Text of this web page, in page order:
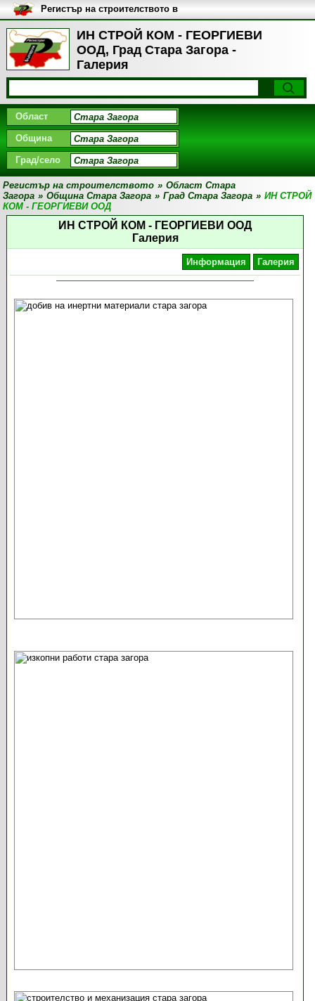
ИН СТРОЙ КОМ - ГЕОРГИЕВИ
ООД, Град Стара Загора -
Галерия
Регистър на строителството в
България
Област
Община
Град/село
Регистър на строителството » Област Стара
Загора » Община Стара Загора » Град Стара Загора » ИН СТРОЙ
КОМ - ГЕОРГИЕВИ ООД
ИН СТРОЙ КОМ - ГЕОРГИЕВИ ООД
Галерия
Информация Галерия